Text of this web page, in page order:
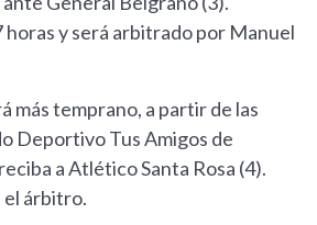
horas y será arbitrado por Manuel
más temprano, a partir de las
Deportivo Tus Amigos de
a Atlético Santa Rosa (4).
el árbitro.